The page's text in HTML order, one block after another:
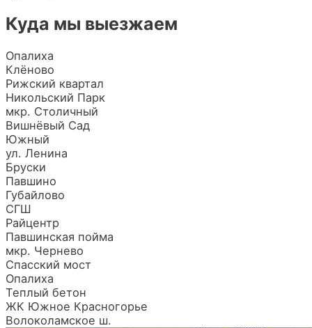
Куда мы выезжаем
Опалиха
Клёново
Рижский квартал
Никольский Парк
мкр. Столичный
Вишнёвый Сад
Южный
ул. Ленина
Бруски
Павшино
Губайлово
СГШ
Райцентр
Павшинская пойма
мкр. Чернево
Спасский мост
Опалиха
Теплый бетон
ЖК Южное Красногорье
Волоколамское ш.